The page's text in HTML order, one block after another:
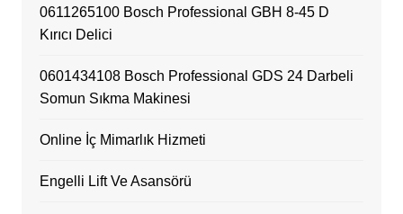
0611265100 Bosch Professional GBH 8-45 D
Kırıcı Delici
0601434108 Bosch Professional GDS 24 Darbeli
Somun Sıkma Makinesi
Online İç Mimarlık Hizmeti
Engelli Lift Ve Asansörü